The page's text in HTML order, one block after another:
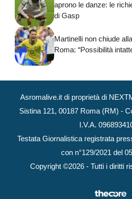
aprono le danze: le
di Gasp
Martinelli non chiude alla
Roma: “Possibilità
Asromalive.it di proprietà di
Sistina 121, 00187 Roma (RM) -
I.V.A.
Testata Giornalistica registrata
con n°129/2021 del
Copyright ©2026 - Tutti i diritti